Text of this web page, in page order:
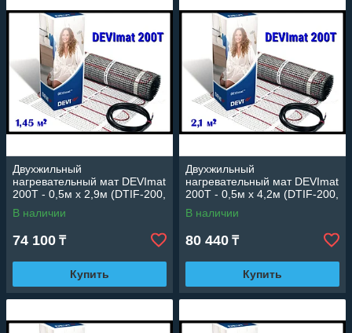
Двухжильный
нагревательный мат DEVImat
200T - 0,5м х 2,9м (DTIF-200,
площадь: 1,45 м2.,
мощность: 285 Вт)
В наличии
74 100 ₸
Купить
Двухжильный
нагревательный мат DEVImat
200T - 0,5м х 4,2м (DTIF-200,
площадь: 2,1 м2., мощность:
430 Вт)
В наличии
80 440 ₸
Купить